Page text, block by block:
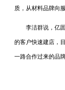
质，从材料品牌向
李洁群说，亿
的客户快速建店，
一路合作过来的品